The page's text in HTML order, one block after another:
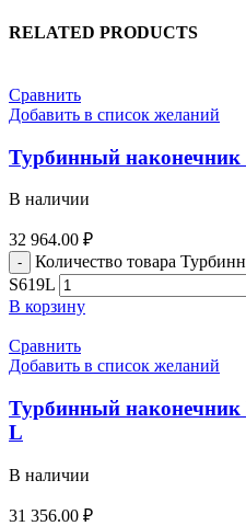
RELATED PRODUCTS
Сравнить
Добавить в список желаний
Турбинный наконечник
В наличии
32 964.00 ₽
Количество товара
S619L
В корзину
Сравнить
Добавить в список желаний
Турбинный
L
В наличии
31 356.00 ₽